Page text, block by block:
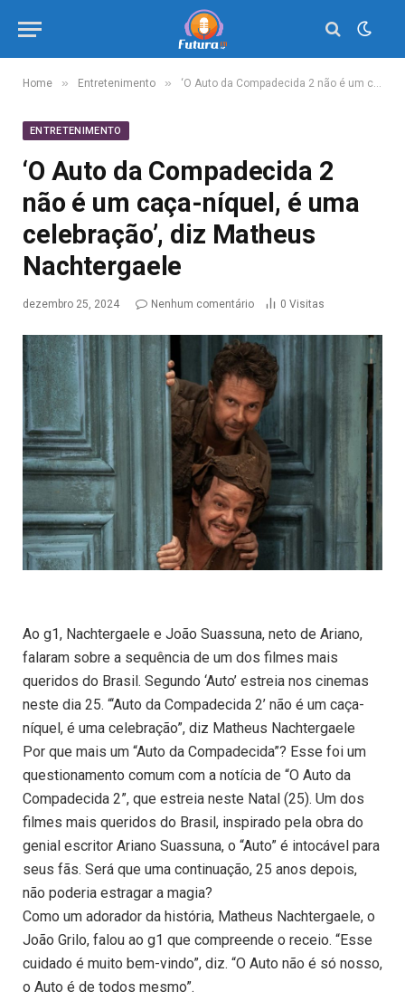
Home » Entretenimento » ‘O Auto da Compadecida 2 não é um caça-níquel, é uma celebração’, diz Matheus Nachtergaele
ENTRETENIMENTO
‘O Auto da Compadecida 2
não é um caça-níquel, é uma
celebração’, diz Matheus
Nachtergaele
dezembro 25, 2024 Nenhum comentário 0 Visitas
Ao g1, Nachtergaele e João Suassuna, neto de Ariano,
falaram sobre a sequência de um dos filmes mais
queridos do Brasil. Segundo ‘Auto’ estreia nos cinemas
neste dia 25. “‘Auto da Compadecida 2’ não é um caça-
níquel, é uma celebração”, diz Matheus Nachtergaele
Por que mais um “Auto da Compadecida”? Esse foi um
questionamento comum com a notícia de “O Auto da
Compadecida 2”, que estreia neste Natal (25). Um dos
filmes mais queridos do Brasil, inspirado pela obra do
genial escritor Ariano Suassuna, o “Auto” é intocável para
seus fãs. Será que uma continuação, 25 anos depois,
não poderia estragar a magia?
Como um adorador da história, Matheus Nachtergaele, o
João Grilo, falou ao g1 que compreende o receio. “Esse
cuidado é muito bem-vindo”, diz. “O Auto não é só nosso,
o Auto é de todos mesmo”.